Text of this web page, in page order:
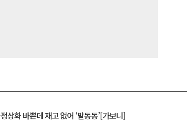
상화 바쁜데 재고 없어 ‘발동동’[가보니]